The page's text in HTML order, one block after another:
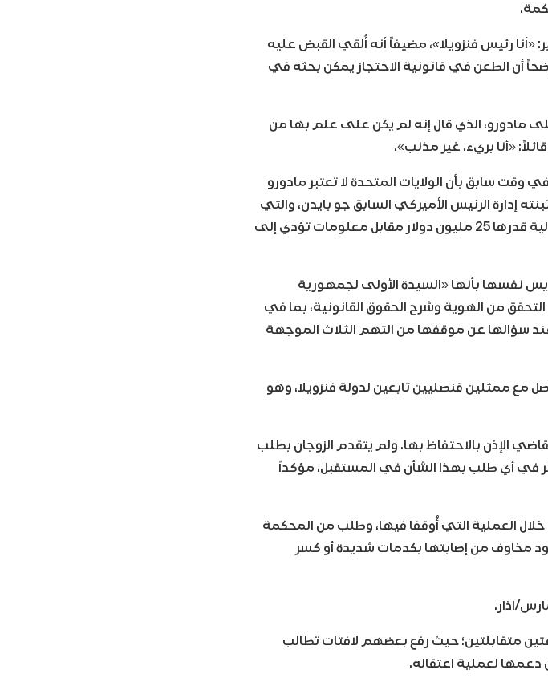
«أنا رئيس فنزويلا»، مضيفاً أنه أُلقي القبض عليه
أن الطعن في قانونية الاحتجاز يمكن بحثه في
مادورو، الذي قال إنه لم يكن على علم بها من
«أنا بريء. غير مذنب».
وقت سابق بأن الولايات المتحدة لا تعتبر مادورو
إدارة الرئيس الأميركي السابق جو بايدن، والتي
أعلنت في يناير/كانون الثاني 2025 عن مكافأة مالية قدرها 25 مليون دولار مقابل معلومات تؤدي إلى
نفسها بأنها «السيدة الأولى لجمهورية
من الهوية وشرح الحقوق القانونية، بما في
سؤالها عن موقفها من التهم الثلاث الموجهة
مع ممثلين قنصليين تابعين لدولة فنزويلا، وهو
الإذن بالاحتفاظ بها. ولم يتقدم الزوجان بطلب
في أي طلب بهذا الشأن في المستقبل، مؤكداً
العملية التي أُوقفا فيها، وطلب من المحكمة
مخاوف من إصابتها بكدمات شديدة أو كسر
متقابلتين؛ حيث رفع بعضهم لافتات تطالب
دعمها لعملية اعتقاله.